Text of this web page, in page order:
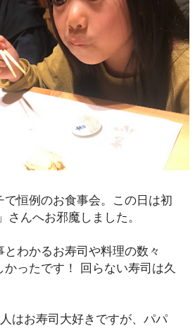
で恒例のお食事会。この日は初
さんへお邪魔しました。
わかるお寿司や料理の数々
ったです！ 回らない寿司は久
はお寿司大好きですが、パパ